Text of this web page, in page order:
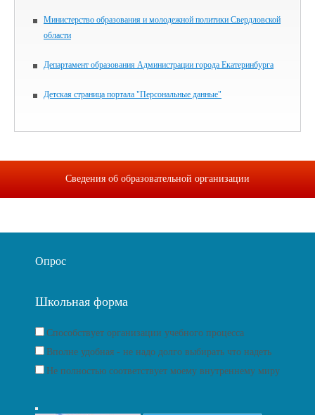
Министерство образования и молодежной политики Свердловской
области
Департамент образования Администрации города Екатеринбурга
Детская страница портала "Персональные данные"
Сведения об образовательной организации
Опрос
Школьная форма
Способствует организации учебного процесса
Вполне удобная - не надо долго выбирать что надеть
Не полностью соответствует моему внутреннему миру